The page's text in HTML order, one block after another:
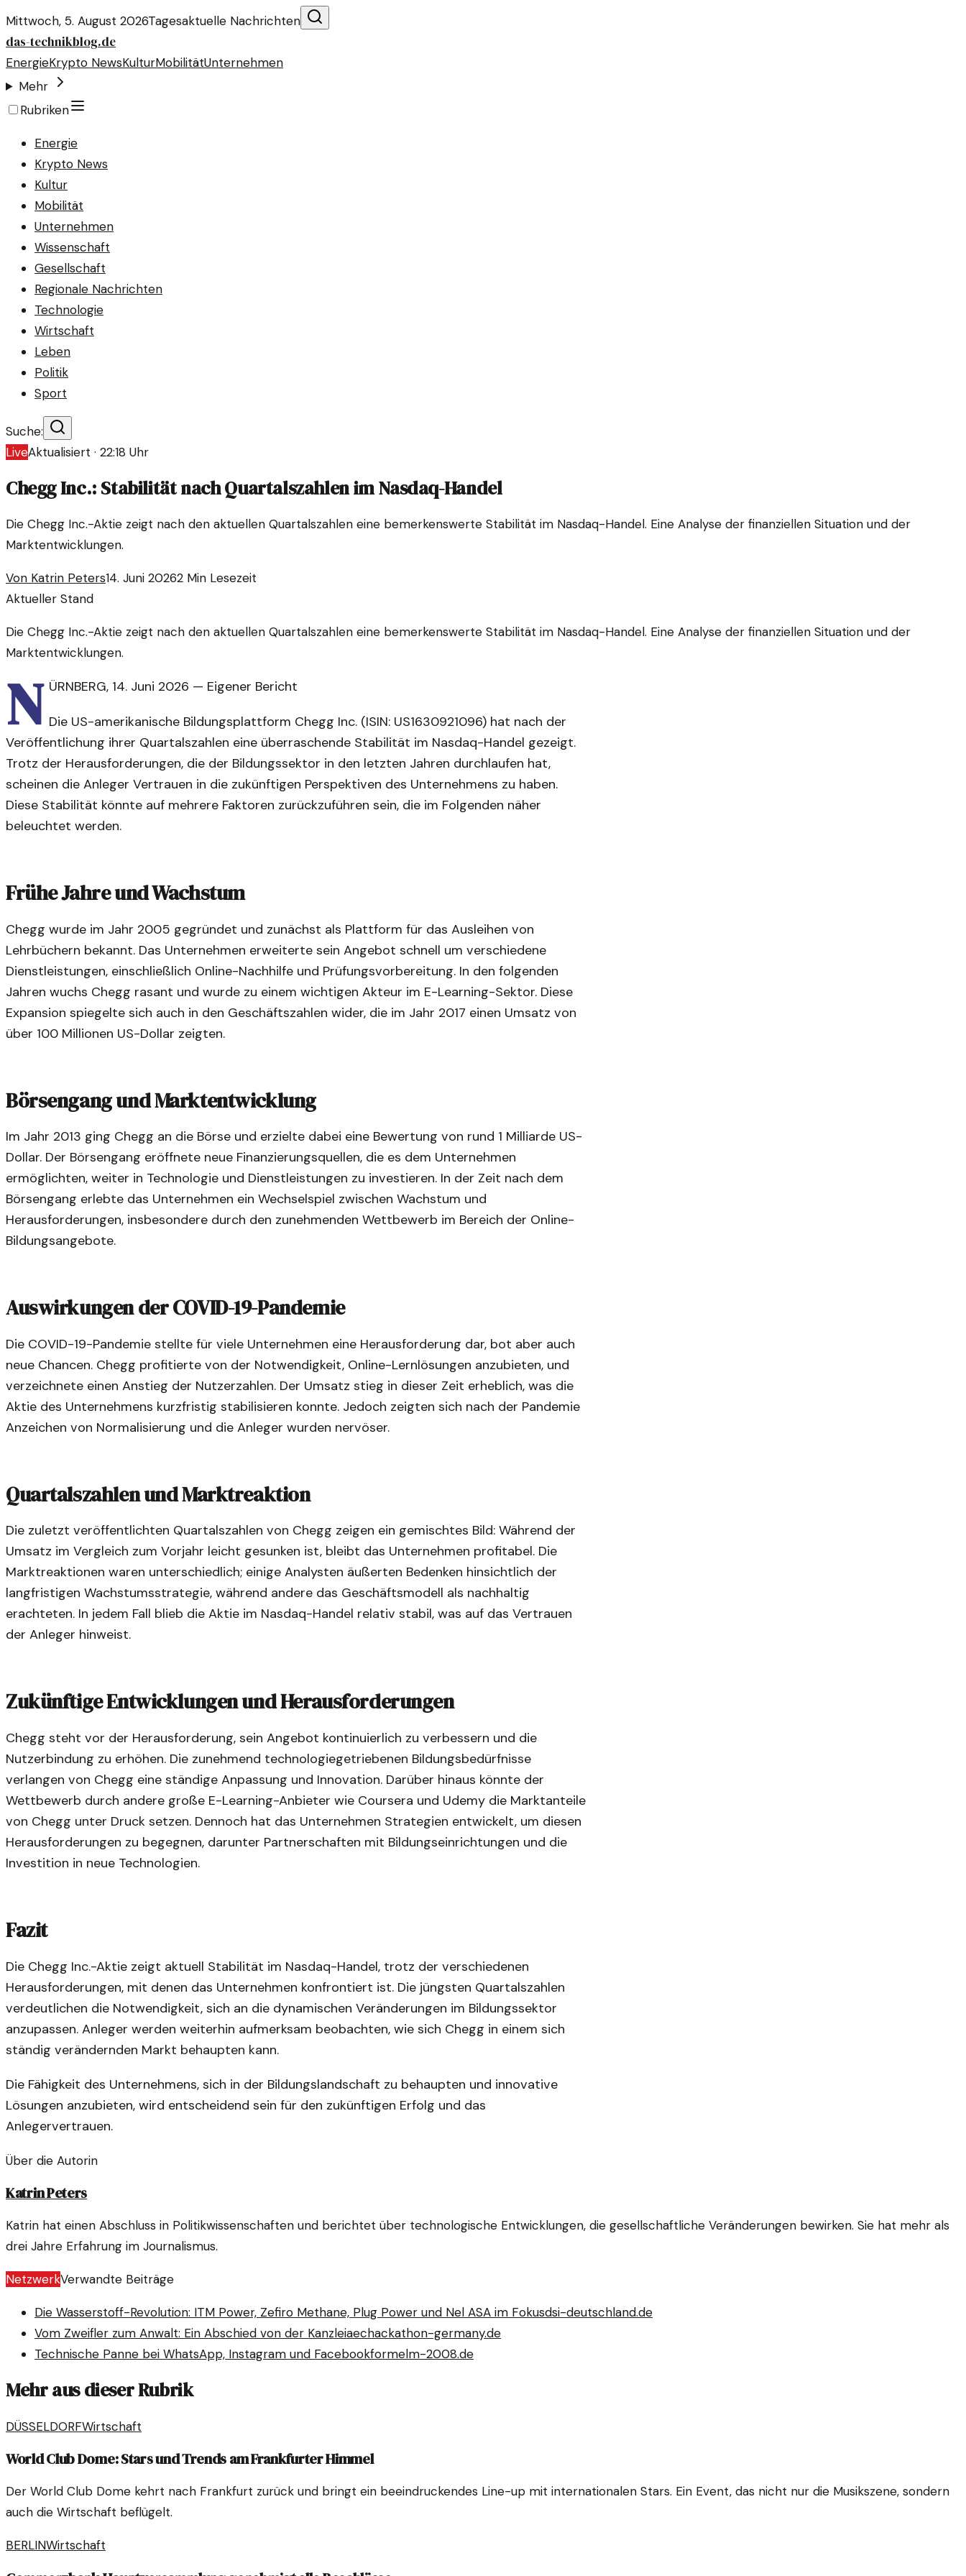
Mittwoch, 5. August 2026Tagesaktuelle Nachrichten
das-technikblog.de
EnergieKrypto NewsKulturMobilitätUnternehmen
Mehr
Rubriken
Energie
Krypto News
Kultur
Mobilität
Unternehmen
Wissenschaft
Gesellschaft
Regionale Nachrichten
Technologie
Wirtschaft
Leben
Politik
Sport
Suche:
LiveAktualisiert · 22:18 Uhr
Chegg Inc.: Stabilität nach Quartalszahlen im Nasdaq-Handel
Die Chegg Inc.-Aktie zeigt nach den aktuellen Quartalszahlen eine bemerkenswerte Stabilität im Nasdaq-Handel. Eine Analyse der finanziellen Situation und der
Marktentwicklungen.
Von Katrin Peters14. Juni 20262 Min Lesezeit
Aktueller Stand
Die Chegg Inc.-Aktie zeigt nach den aktuellen Quartalszahlen eine bemerkenswerte Stabilität im Nasdaq-Handel. Eine Analyse der finanziellen Situation und der
Marktentwicklungen.
N ÜRNBERG, 14. Juni 2026 — Eigener Bericht
Die US-amerikanische Bildungsplattform Chegg Inc. (ISIN: US1630921096) hat nach der
Veröffentlichung ihrer Quartalszahlen eine überraschende Stabilität im Nasdaq-Handel gezeigt.
Trotz der Herausforderungen, die der Bildungssektor in den letzten Jahren durchlaufen hat,
scheinen die Anleger Vertrauen in die zukünftigen Perspektiven des Unternehmens zu haben.
Diese Stabilität könnte auf mehrere Faktoren zurückzuführen sein, die im Folgenden näher
beleuchtet werden.
Frühe Jahre und Wachstum
Chegg wurde im Jahr 2005 gegründet und zunächst als Plattform für das Ausleihen von
Lehrbüchern bekannt. Das Unternehmen erweiterte sein Angebot schnell um verschiedene
Dienstleistungen, einschließlich Online-Nachhilfe und Prüfungsvorbereitung. In den folgenden
Jahren wuchs Chegg rasant und wurde zu einem wichtigen Akteur im E-Learning-Sektor. Diese
Expansion spiegelte sich auch in den Geschäftszahlen wider, die im Jahr 2017 einen Umsatz von
über 100 Millionen US-Dollar zeigten.
Börsengang und Marktentwicklung
Im Jahr 2013 ging Chegg an die Börse und erzielte dabei eine Bewertung von rund 1 Milliarde US-
Dollar. Der Börsengang eröffnete neue Finanzierungsquellen, die es dem Unternehmen
ermöglichten, weiter in Technologie und Dienstleistungen zu investieren. In der Zeit nach dem
Börsengang erlebte das Unternehmen ein Wechselspiel zwischen Wachstum und
Herausforderungen, insbesondere durch den zunehmenden Wettbewerb im Bereich der Online-
Bildungsangebote.
Auswirkungen der COVID-19-Pandemie
Die COVID-19-Pandemie stellte für viele Unternehmen eine Herausforderung dar, bot aber auch
neue Chancen. Chegg profitierte von der Notwendigkeit, Online-Lernlösungen anzubieten, und
verzeichnete einen Anstieg der Nutzerzahlen. Der Umsatz stieg in dieser Zeit erheblich, was die
Aktie des Unternehmens kurzfristig stabilisieren konnte. Jedoch zeigten sich nach der Pandemie
Anzeichen von Normalisierung und die Anleger wurden nervöser.
Quartalszahlen und Marktreaktion
Die zuletzt veröffentlichten Quartalszahlen von Chegg zeigen ein gemischtes Bild: Während der
Umsatz im Vergleich zum Vorjahr leicht gesunken ist, bleibt das Unternehmen profitabel. Die
Marktreaktionen waren unterschiedlich; einige Analysten äußerten Bedenken hinsichtlich der
langfristigen Wachstumsstrategie, während andere das Geschäftsmodell als nachhaltig
erachteten. In jedem Fall blieb die Aktie im Nasdaq-Handel relativ stabil, was auf das Vertrauen
der Anleger hinweist.
Zukünftige Entwicklungen und Herausforderungen
Chegg steht vor der Herausforderung, sein Angebot kontinuierlich zu verbessern und die
Nutzerbindung zu erhöhen. Die zunehmend technologiegetriebenen Bildungsbedürfnisse
verlangen von Chegg eine ständige Anpassung und Innovation. Darüber hinaus könnte der
Wettbewerb durch andere große E-Learning-Anbieter wie Coursera und Udemy die Marktanteile
von Chegg unter Druck setzen. Dennoch hat das Unternehmen Strategien entwickelt, um diesen
Herausforderungen zu begegnen, darunter Partnerschaften mit Bildungseinrichtungen und die
Investition in neue Technologien.
Fazit
Die Chegg Inc.-Aktie zeigt aktuell Stabilität im Nasdaq-Handel, trotz der verschiedenen
Herausforderungen, mit denen das Unternehmen konfrontiert ist. Die jüngsten Quartalszahlen
verdeutlichen die Notwendigkeit, sich an die dynamischen Veränderungen im Bildungssektor
anzupassen. Anleger werden weiterhin aufmerksam beobachten, wie sich Chegg in einem sich
ständig verändernden Markt behaupten kann.
Die Fähigkeit des Unternehmens, sich in der Bildungslandschaft zu behaupten und innovative
Lösungen anzubieten, wird entscheidend sein für den zukünftigen Erfolg und das
Anlegervertrauen.
Über die Autorin
Katrin Peters
Katrin hat einen Abschluss in Politikwissenschaften und berichtet über technologische Entwicklungen, die gesellschaftliche Veränderungen bewirken. Sie hat mehr als
drei Jahre Erfahrung im Journalismus.
NetzwerkVerwandte Beiträge
Die Wasserstoff-Revolution: ITM Power, Zefiro Methane, Plug Power und Nel ASA im Fokusdsi-deutschland.de
Vom Zweifler zum Anwalt: Ein Abschied von der Kanzleiaechackathon-germany.de
Technische Panne bei WhatsApp, Instagram und Facebookformelm-2008.de
Mehr aus dieser Rubrik
DÜSSELDORFWirtschaft
World Club Dome: Stars und Trends am Frankfurter Himmel
Der World Club Dome kehrt nach Frankfurt zurück und bringt ein beeindruckendes Line-up mit internationalen Stars. Ein Event, das nicht nur die Musikszene, sondern
auch die Wirtschaft beflügelt.
BERLINWirtschaft